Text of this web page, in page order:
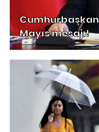
Mayıs mesajı!